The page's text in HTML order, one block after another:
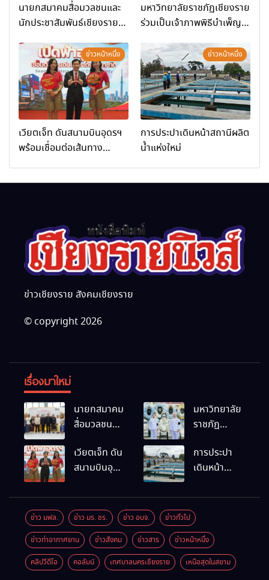
นายกสมาคมสื่อมวลชนและ
นักประชาสัมพันธ์เชียงราย
การท่องเที่ยวและกีฬาจังหวัด
เชียงราย จัดกิจกรรมอบรม
“การพัฒนาศักยภาพผู้
ประกอบการและเครือข่าย
ธุรกิจ Wellness สู่การ
เติบโตอย่างยั่งยืน (Chiang
Rai Wellness Business
มหาวิทยาลัยราชภัฏเชียงราย
ร่วมเป็นเจ้าภาพพิธีบำเพ็ญ
มหากรุณาธิคุณ
ข่าวหน้าหนึ่ง
เวียตเจ็ท ดันสนามบินอุดรฯ
พร้อมเชื่อมต่อเส้นทาง
ข่าวหน้าหนึ่ง
การประปาเดินหน้าสถานีผลิต
น้ำแห่งใหม่
ข่าวเชียงราย สังคมเชียงราย
© copyright 2026
เรื่องมาใหม่
นายกสมาคม
สื่อมวลชน
ประชาสัมพันธ์
เชียงราย
กิจกรรมที่
สำนักงาน
การท่องเที่ยว
และกีฬา
จังหวัด
เชียงราย จัด
มหาวิทยาลัย
ราชภัฏ
ร่วมเป็นเจ้า
ภาพพิธี
พร้อมน้อม
สำนึกในพระ
มหากรุณาธิคุณ
เวียตเจ็ท ดัน
สนามบินอุ
เชื่อมต่อเส้น
ทางนานาชาติ
การประปา
เดินหน้า
แห่งใหม่
ข่าว มฟล. ข่าว มร. ชร. ข่าว อบจ. ข่าวทั่วไป
ข่าวท่าอากาศยาน ข่าวสังคม ข่าวสาร ข่าวหน้าหนึ่ง
คลิปวีดีโอ คอลัมน์ เทศบาลนครเชียงราย เหนือสุดในสยาม